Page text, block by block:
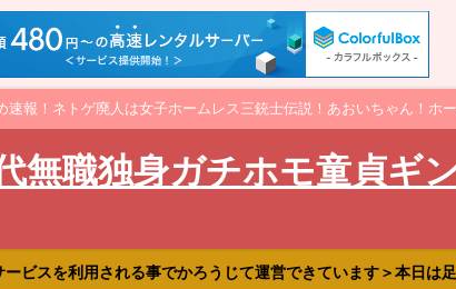
報！ネトゲ廃人は女子ホームレス三銃士伝説！あおいちゃん！ホ
無職独身ガチホモ童貞ギ
ビスを利用される事でかろうじて運営できています＞本日は